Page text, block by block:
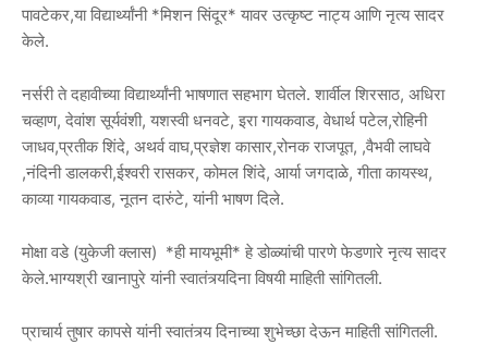
पावटेकर,या विद्यार्थ्यांनी *मिशन सिंदूर* यावर उत्कृष्ट नाट्य आणि नृत्य सादर
केले.
नर्सरी ते दहावीच्या विद्यार्थ्यांनी भाषणात सहभाग घेतले. शार्वील शिरसाठ, अधिरा
चव्हाण, देवांश सूर्यवंशी, यशस्वी धनवटे, इरा गायकवाड, वेधार्थ पटेल,रोहिनी
जाधव,प्रतीक शिंदे, अथर्व वाघ,प्रज्ञेश कासार,रोनक राजपूत, ,वैभवी लाघवे
,नंदिनी डालकरी,ईश्वरी रासकर, कोमल शिंदे, आर्या जगदाळे, गीता कायस्थ,
काव्या गायकवाड, नूतन दारुंटे, यांनी भाषण दिले.
मोक्षा वडे (युकेजी क्लास) *ही मायभूमी* हे डोळ्यांची पारणे फेडणारे नृत्य सादर
केले.भाग्यश्री खानापुरे यांनी स्वातंत्र्यदिना विषयी माहिती सांगितली.
प्राचार्य तुषार कापसे यांनी स्वातंत्र्य दिनाच्या शुभेच्छा देऊन माहिती सांगितली.